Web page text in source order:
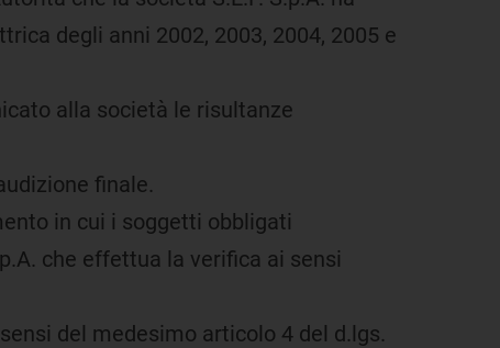
degli anni 2002, 2003, 2004, 2005 e
alla società le risultanze
finale.
in cui i soggetti obbligati
che effettua la verifica ai sensi
del medesimo articolo 4 del d.lgs.